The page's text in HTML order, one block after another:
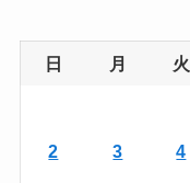
日 月 火
2 3 4